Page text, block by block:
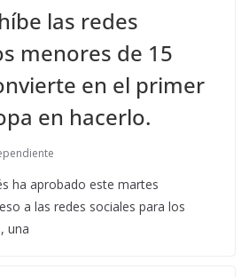
las redes
menores de 15
en el primer
en hacerlo.
ha aprobado este martes
a las redes sociales para los
una